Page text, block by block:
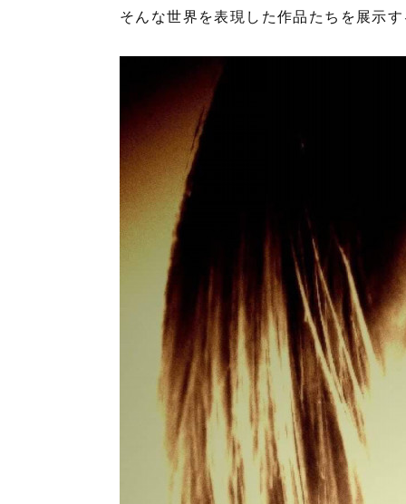
そんな世界を表現した作品たちを展示